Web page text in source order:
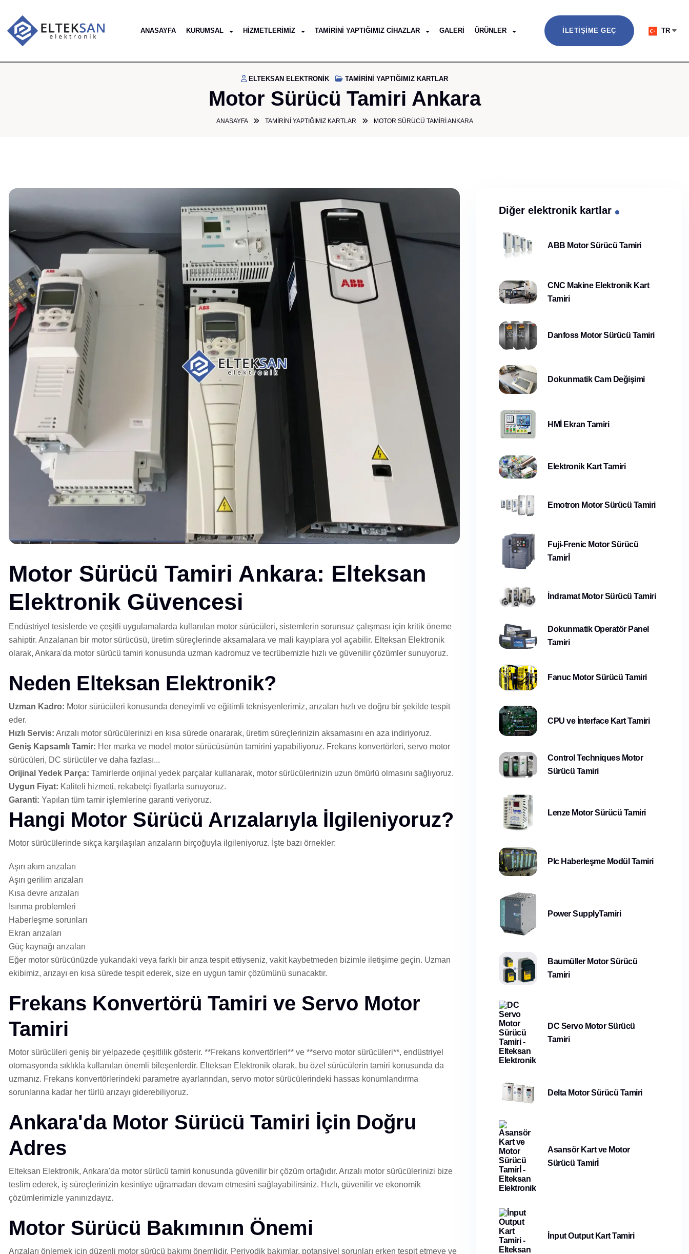
ANASAYFA KURUMSAL HIZMETLERIMIZ TAMIRINI YAPTIĞIMIZ CIHAZLAR GALERI ÜRÜNLER İLETIŞIME GEÇ TR
ELTEKSAN ELEKTRONIK TAMIRINI YAPTIĞIMIZ KARTLAR
Motor Sürücü Tamiri Ankara
ANASAYFA TAMIRINI YAPTIĞIMIZ KARTLAR MOTOR SÜRÜCÜ TAMIRI ANKARA
Motor Sürücü Tamiri Ankara: Elteksan
Elektronik Güvencesi
Endüstriyel tesislerde ve çeşitli uygulamalarda kullanılan motor sürücüleri, sistemlerin sorunsuz çalışması için kritik öneme
sahiptir. Arızalanan bir motor sürücüsü, üretim süreçlerinde aksamalara ve mali kayıplara yol açabilir. Elteksan Elektronik
olarak, Ankara'da motor sürücü tamiri konusunda uzman kadromuz ve tecrübemizle hızlı ve güvenilir çözümler sunuyoruz.
Neden Elteksan Elektronik?
Uzman Kadro: Motor sürücüleri konusunda deneyimli ve eğitimli teknisyenlerimiz, arızaları hızlı ve doğru bir şekilde tespit
eder.
Hızlı Servis: Arızalı motor sürücülerinizi en kısa sürede onararak, üretim süreçlerinizin aksamasını en aza indiriyoruz.
Geniş Kapsamlı Tamir: Her marka ve model motor sürücüsünün tamirini yapabiliyoruz. Frekans konvertörleri, servo motor
sürücüleri, DC sürücüler ve daha fazlası...
Orijinal Yedek Parça: Tamirlerde orijinal yedek parçalar kullanarak, motor sürücülerinizin uzun ömürlü olmasını sağlıyoruz.
Uygun Fiyat: Kaliteli hizmeti, rekabetçi fiyatlarla sunuyoruz.
Garanti: Yapılan tüm tamir işlemlerine garanti veriyoruz.
Hangi Motor Sürücü Arızalarıyla İlgileniyoruz?
Motor sürücülerinde sıkça karşılaşılan arızaların birçoğuyla ilgileniyoruz. İşte bazı örnekler:
Aşırı akım arızaları
Aşırı gerilim arızaları
Kısa devre arızaları
Isınma problemleri
Haberleşme sorunları
Ekran arızaları
Güç kaynağı arızaları
Eğer motor sürücünüzde yukarıdaki veya farklı bir arıza tespit ettiyseniz, vakit kaybetmeden bizimle iletişime geçin. Uzman
ekibimiz, arızayı en kısa sürede tespit ederek, size en uygun tamir çözümünü sunacaktır.
Frekans Konvertörü Tamiri ve Servo Motor
Tamiri
Motor sürücüleri geniş bir yelpazede çeşitlilik gösterir. **Frekans konvertörleri** ve **servo motor sürücüleri**, endüstriyel
otomasyonda sıklıkla kullanılan önemli bileşenlerdir. Elteksan Elektronik olarak, bu özel sürücülerin tamiri konusunda da
uzmanız. Frekans konvertörlerindeki parametre ayarlarından, servo motor sürücülerindeki hassas konumlandırma
sorunlarına kadar her türlü arızayı giderebiliyoruz.
Ankara'da Motor Sürücü Tamiri İçin Doğru
Adres
Elteksan Elektronik, Ankara'da motor sürücü tamiri konusunda güvenilir bir çözüm ortağıdır. Arızalı motor sürücülerinizi bize
teslim ederek, iş süreçlerinizin kesintiye uğramadan devam etmesini sağlayabilirsiniz. Hızlı, güvenilir ve ekonomik
çözümlerimizle yanınızdayız.
Motor Sürücü Bakımının Önemi
Arızaları önlemek için düzenli motor sürücü bakımı önemlidir. Periyodik bakımlar, potansiyel sorunları erken tespit etmeye ve
Diğer elektronik kartlar
ABB Motor Sürücü Tamiri
CNC Makine Elektronik Kart
Tamiri
Danfoss Motor Sürücü Tamiri
Dokunmatik Cam Değişimi
HMİ Ekran Tamiri
Elektronik Kart Tamiri
Emotron Motor Sürücü Tamiri
Fuji-Frenic Motor Sürücü
Tamirİ
İndramat Motor Sürücü Tamiri
Dokunmatik Operatör Panel
Tamiri
Fanuc Motor Sürücü Tamiri
CPU ve İnterface Kart Tamiri
Control Techniques Motor
Sürücü Tamiri
Lenze Motor Sürücü Tamiri
Plc Haberleşme Modül Tamiri
Power SupplyTamiri
Baumüller Motor Sürücü
Tamiri
DC Servo Motor Sürücü
Tamiri
Delta Motor Sürücü Tamiri
Asansör Kart ve Motor
Sürücü Tamirİ
İnput Output Kart Tamiri